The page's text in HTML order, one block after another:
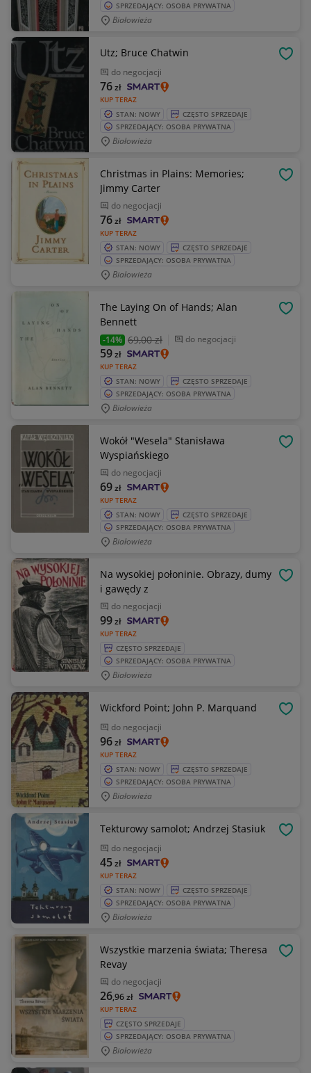
SPRZEDAJĄCY: OSOBA PRYWATNA
Białowieża
Utz; Bruce Chatwin
do negocjacji
KUP TERAZ
76zł
STAN: NOWY
CZĘSTO SPRZEDAJE
SPRZEDAJĄCY: OSOBA PRYWATNA
Białowieża
Christmas in Plains: Memories;
Jimmy Carter
do negocjacji
KUP TERAZ
76zł
STAN: NOWY
CZĘSTO SPRZEDAJE
SPRZEDAJĄCY: OSOBA PRYWATNA
Białowieża
The Laying On of Hands; Alan
Bennett
-14% 69,00 zł do negocjacji
KUP TERAZ
59zł
STAN: NOWY
CZĘSTO SPRZEDAJE
SPRZEDAJĄCY: OSOBA PRYWATNA
Białowieża
Wokół "Wesela" Stanisława
Wyspiańskiego
do negocjacji
KUP TERAZ
69zł
STAN: NOWY
CZĘSTO SPRZEDAJE
SPRZEDAJĄCY: OSOBA PRYWATNA
Białowieża
Na wysokiej połoninie. Obrazy, dumy
i gawędy z
do negocjacji
KUP TERAZ
99zł
CZĘSTO SPRZEDAJE
SPRZEDAJĄCY: OSOBA PRYWATNA
Białowieża
Wickford Point; John P. Marquand
do negocjacji
KUP TERAZ
96zł
STAN: NOWY
CZĘSTO SPRZEDAJE
SPRZEDAJĄCY: OSOBA PRYWATNA
Białowieża
Tekturowy samolot; Andrzej Stasiuk
do negocjacji
KUP TERAZ
45zł
STAN: NOWY
CZĘSTO SPRZEDAJE
SPRZEDAJĄCY: OSOBA PRYWATNA
Białowieża
Wszystkie marzenia świata; Theresa
Revay
do negocjacji
KUP TERAZ
26,96zł
CZĘSTO SPRZEDAJE
SPRZEDAJĄCY: OSOBA PRYWATNA
Białowieża